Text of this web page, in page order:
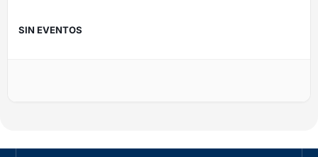
SIN EVENTOS